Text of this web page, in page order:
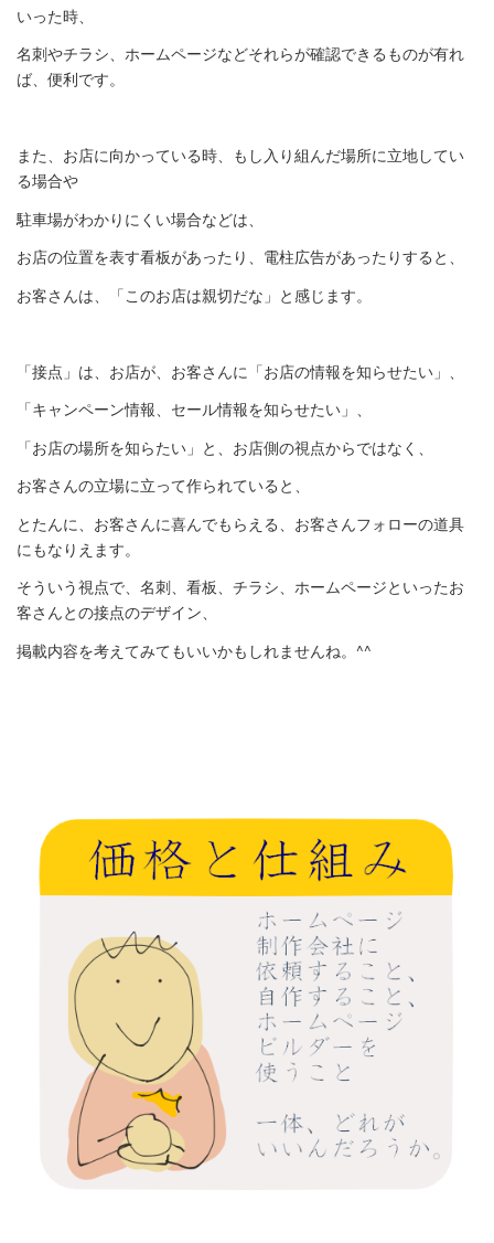
いった時、
名刺やチラシ、ホームページなどそれらが確認できるものが有れ
ば、便利です。
また、お店に向かっている時、もし入り組んだ場所に立地してい
る場合や
駐車場がわかりにくい場合などは、
お店の位置を表す看板があったり、電柱広告があったりすると、
お客さんは、「このお店は親切だな」と感じます。
「接点」は、お店が、お客さんに「お店の情報を知らせたい」、
「キャンペーン情報、セール情報を知らせたい」、
「お店の場所を知らたい」と、お店側の視点からではなく、
お客さんの立場に立って作られていると、
とたんに、お客さんに喜んでもらえる、お客さんフォローの道具
にもなりえます。
そういう視点で、名刺、看板、チラシ、ホームページといったお
客さんとの接点のデザイン、
掲載内容を考えてみてもいいかもしれませんね。^^